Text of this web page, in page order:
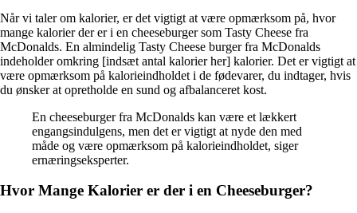
Når vi taler om kalorier, er det vigtigt at være opmærksom på, hvor
mange kalorier der er i en cheeseburger som Tasty Cheese fra
McDonalds. En almindelig Tasty Cheese burger fra McDonalds
indeholder omkring [indsæt antal kalorier her] kalorier. Det er vigtigt at
være opmærksom på kalorieindholdet i de fødevarer, du indtager, hvis
du ønsker at opretholde en sund og afbalanceret kost.
En cheeseburger fra McDonalds kan være et lækkert
engangsindulgens, men det er vigtigt at nyde den med
måde og være opmærksom på kalorieindholdet, siger
ernæringseksperter.
Hvor Mange Kalorier er der i en Cheeseburger?